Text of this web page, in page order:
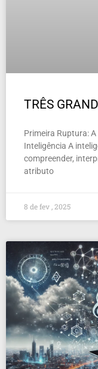
TRÊS
Primeira Ruptura:
Inteligência A
compreender,
atributo
8 de fev , 2025